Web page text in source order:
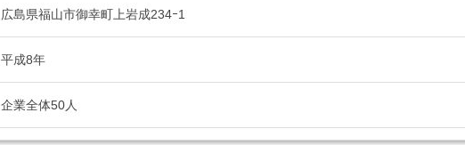
広島県福山市御幸町上岩成234ｰ1
平成8年
企業全体50人